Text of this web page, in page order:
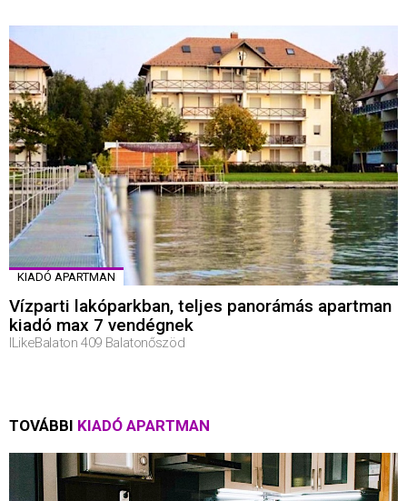
KIADÓ APARTMAN
Vízparti lakóparkban, teljes panorámás apartman
kiadó max 7 vendégnek
ILikeBalaton 409 Balatonőszöd
TOVÁBBI KIADÓ APARTMAN